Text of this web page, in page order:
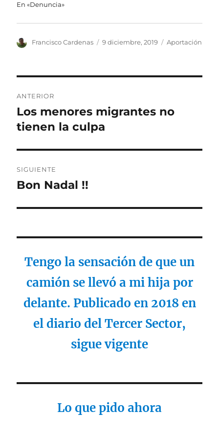
En «Denuncia»
Autor
Francisco Cardenas
Publicado
9 diciembre, 2019 Categorías
Aportación
de
entradas
ANTERIOR
Entrada
anterior:
Los menores migrantes no
tienen la culpa
SIGUIENTE
Entrada
Bon Nadal !!
Tengo la sensación de que un
camión se llevó a mi hija por
delante. Publicado en 2018 en
el diario del Tercer Sector,
sigue vigente
Lo que pido ahora